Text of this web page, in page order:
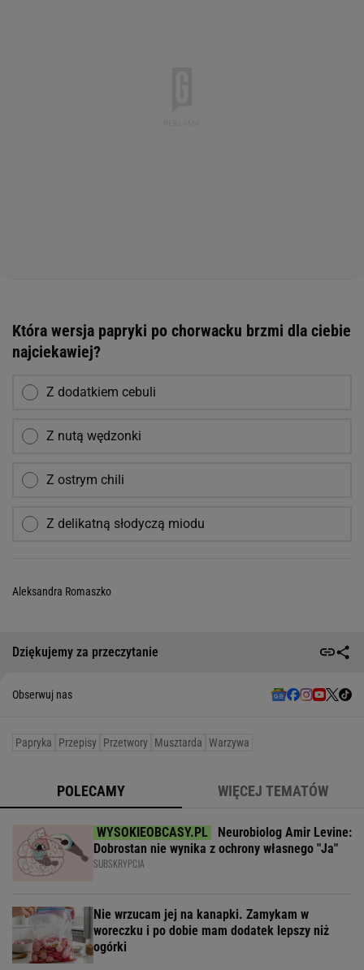
Która wersja papryki po chorwacku brzmi dla ciebie
najciekawiej?
Z dodatkiem cebuli
Z nutą wędzonki
Z ostrym chili
Z delikatną słodyczą miodu
Aleksandra Romaszko
Dziękujemy za przeczytanie
Obserwuj nas
Papryka Przepisy Przetwory Musztarda Warzywa
POLECAMY WIĘCEJ TEMATÓW
Neurobiolog Amir Levine:
Dobrostan nie wynika z ochrony własnego "Ja"
SUBSKRYPCJA
Nie wrzucam jej na kanapki. Zamykam w
woreczku i po dobie mam dodatek lepszy niż
ogórki